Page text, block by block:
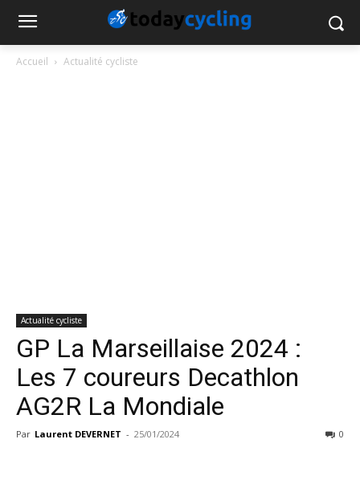
Accueil Actualité cycliste
Actualité cycliste
GP La Marseillaise 2024 :
Les 7 coureurs Decathlon
AG2R La Mondiale
Par Laurent DEVERNET - 25/01/2024 0